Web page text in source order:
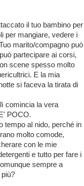
il tuo bambino per
per mangiare, vedere i
marito/compagno può
partecipare ai corsi,
scene spesso molto
E la mia
si faceva la tirata di
comincia la vera
POCO.
tempo al nido, perché in
molto comode,
con le mie
e tutto per fare i
sempre a